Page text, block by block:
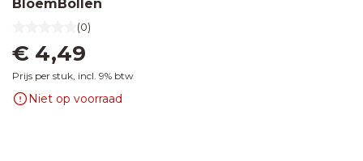
BloemBollen
(0)
€ 4,49
Prijs per stuk, incl. 9% btw
Niet op voorraad